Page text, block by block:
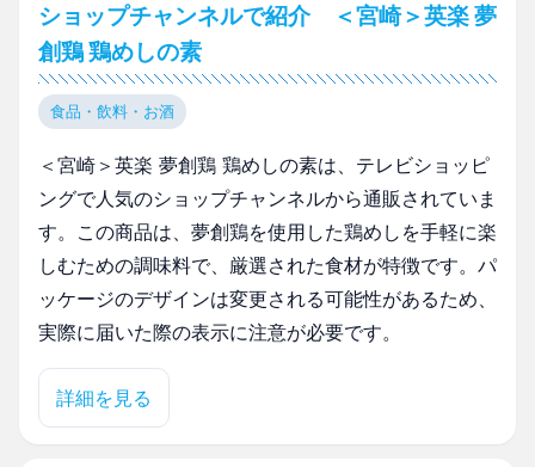
ショップチャンネルで紹介 ＜宮崎＞英楽 夢
創鶏 鶏めしの素
食品・飲料・お酒
＜宮崎＞英楽 夢創鶏 鶏めしの素は、テレビショッピ
ングで人気のショップチャンネルから通販されていま
す。この商品は、夢創鶏を使用した鶏めしを手軽に楽
しむための調味料で、厳選された食材が特徴です。パ
ッケージのデザインは変更される可能性があるため、
実際に届いた際の表示に注意が必要です。
詳細を見る